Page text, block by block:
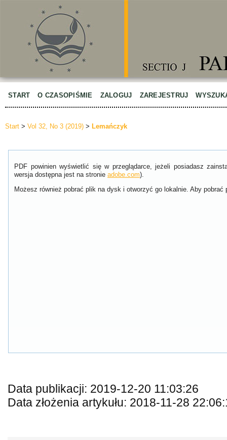
START O CZASOPIŚMIE ZALOGUJ ZAREJESTRUJ
Start > Vol 32, No 3 (2019) > Lemańczyk
PDF powinien wyświetlić się w przeglądarce, jeżeli posiadasz
wersja dostępna jest na stronie adobe.com).
Możesz również pobrać plik na dysk i otworzyć go lokalnie. Aby
Data publikacji: 2019-12-20 11:03:26
Data złożenia artykułu: 2018-11-28